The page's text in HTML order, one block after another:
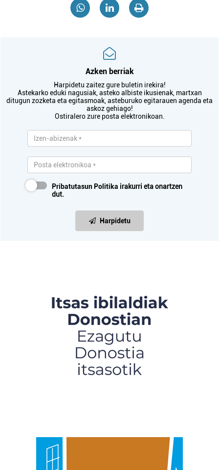
Azken berriak
Harpidetu zaitez gure buletin irekira!
Astekarko eduki nagusiak, asteko albiste ikusienak, martxan
ditugun zozketa eta egitasmoak, asteburuko egitarauen agenda eta
askoz gehiago!
Ostiralero zure posta elektronikoan.
Pribatutasun Politika irakurri eta onartzen
dut.
Harpidetu